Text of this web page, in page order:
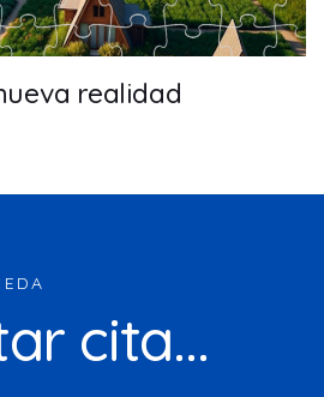
realidad
cita...